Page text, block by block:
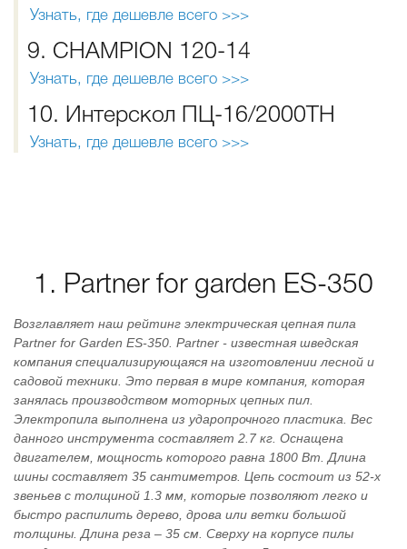
Узнать, где дешевле всего >>>
9. CHAMPION 120-14
Узнать, где дешевле всего >>>
10. Интерскол ПЦ-16/2000ТН
Узнать, где дешевле всего >>>
1. Partner for garden ES-350
Возглавляет наш рейтинг электрическая цепная пила
Partner for Garden ES-350. Partner - известная шведская
компания специализирующаяся на изготовлении лесной и
садовой техники. Это первая в мире компания, которая
занялась производством моторных цепных пил.
Электропила выполнена из ударопрочного пластика. Вес
данного инструмента составляет 2.7 кг. Оснащена
двигателем, мощность которого равна 1800 Вт. Длина
шины составляет 35 сантиметров. Цепь состоит из 52-х
звеньев с толщиной 1.3 мм, которые позволяют легко и
быстро распилить дерево, дрова или ветки большой
толщины. Длина реза – 35 см. Сверху на корпусе пилы